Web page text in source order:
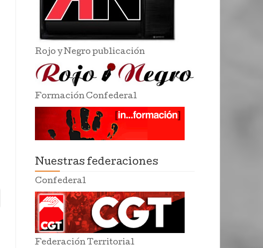
Rojo y Negro publicación
Formación Confederal
Nuestras federaciones
Confederal
Federación Territorial